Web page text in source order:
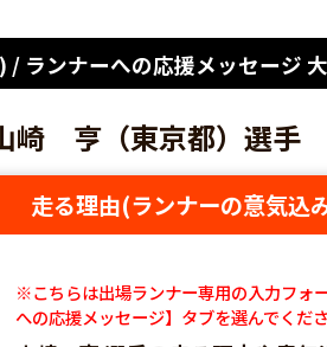
ランナーへの応援メッセージ 大
崎 亨（東京都）選手
走る理由(ランナーの意気込
※こちらは出場ランナー専用の入力フォ
への応援メッセージ】タブを選んでくださ